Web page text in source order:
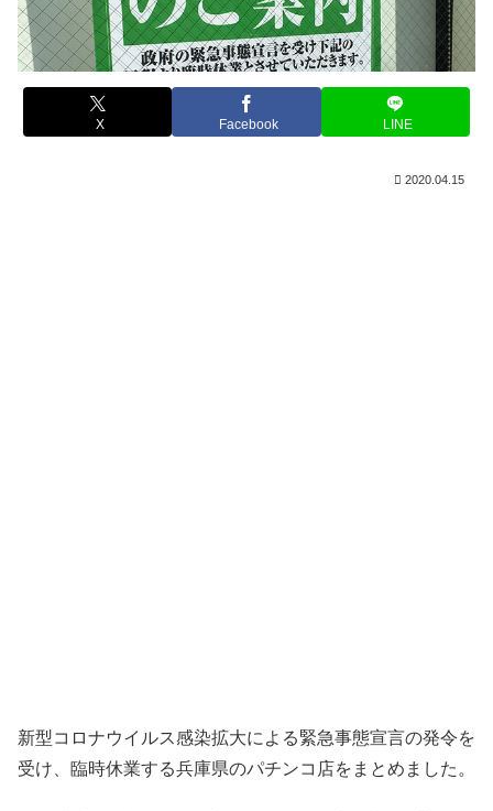
X Facebook LINE
2020.04.15
新型コロナウイルス感染拡大による緊急事態宣言の発令を
受け、臨時休業する兵庫県のパチンコ店をまとめました。